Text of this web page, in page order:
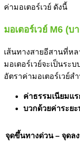
ค่ามอเตอร์เวย์ ดังนี้
มอเตอร์เวย์ M6 (
เส้นทางสายอีสานที่ห
มอเตอร์เวย์จะเป็นระ
อัตราค่ามอเตอร์เวย์
ค่าธรรมเนียมแร
บวกด้วยค่าระยะ
จุดขึ้นทางด่วน – จุดล